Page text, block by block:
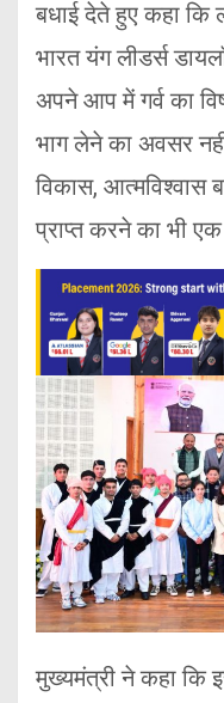
बधाई देते हुए कहा कि
भारत यंग लीडर्स
अपने आप में गर्व का
भाग लेने का अवसर
विकास, आत्मविश्वास
प्राप्त करने का भी
मुख्यमंत्री ने कहा कि